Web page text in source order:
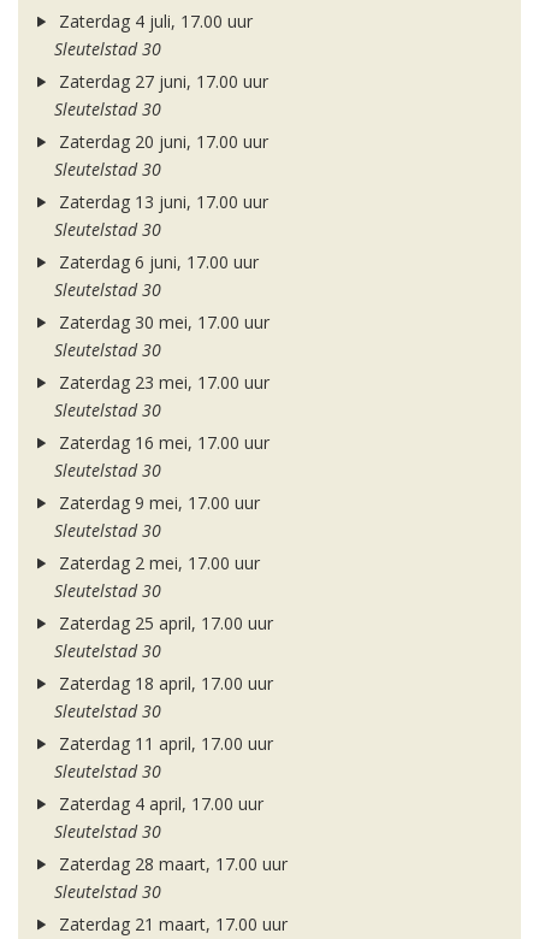
Zaterdag 4 juli, 17.00 uur
Sleutelstad 30
Zaterdag 27 juni, 17.00 uur
Sleutelstad 30
Zaterdag 20 juni, 17.00 uur
Sleutelstad 30
Zaterdag 13 juni, 17.00 uur
Sleutelstad 30
Zaterdag 6 juni, 17.00 uur
Sleutelstad 30
Zaterdag 30 mei, 17.00 uur
Sleutelstad 30
Zaterdag 23 mei, 17.00 uur
Sleutelstad 30
Zaterdag 16 mei, 17.00 uur
Sleutelstad 30
Zaterdag 9 mei, 17.00 uur
Sleutelstad 30
Zaterdag 2 mei, 17.00 uur
Sleutelstad 30
Zaterdag 25 april, 17.00 uur
Sleutelstad 30
Zaterdag 18 april, 17.00 uur
Sleutelstad 30
Zaterdag 11 april, 17.00 uur
Sleutelstad 30
Zaterdag 4 april, 17.00 uur
Sleutelstad 30
Zaterdag 28 maart, 17.00 uur
Sleutelstad 30
Zaterdag 21 maart, 17.00 uur